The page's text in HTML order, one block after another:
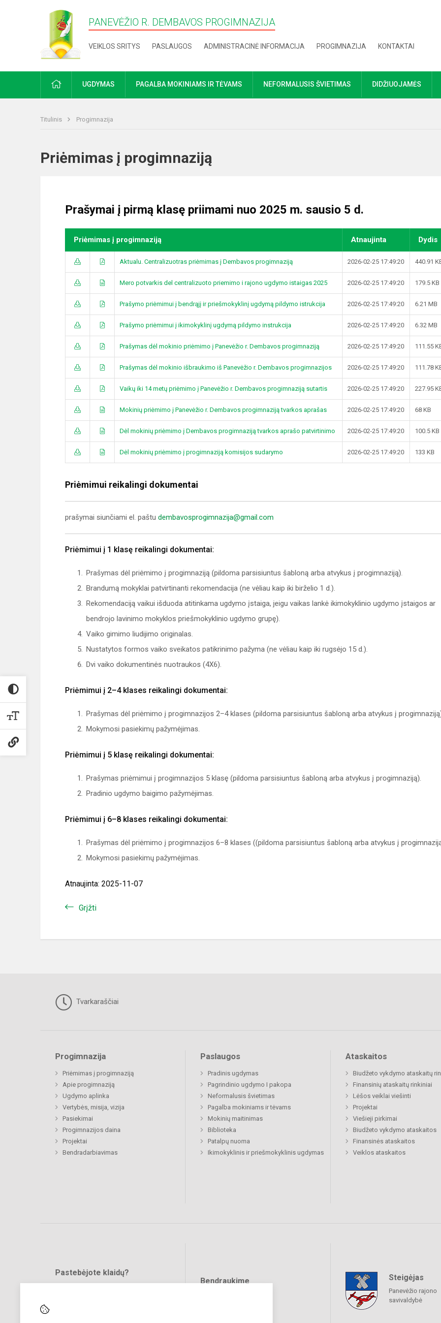
PANEVĖŽIO R. DEMBAVOS PROGIMNAZIJA
VEIKLOS SRITYS PASLAUGOS ADMINISTRACINĖ INFORMACIJA PROGIMNAZIJA KONTAKTAI
PRADŽIAUGDYMAS PAGALBA MOKINIAMS IR TĖVAMS NEFORMALUSIS ŠVIETIMAS DIDŽIUOJAMĖS
Titulinis Progimnazija
Priėmimas į progimnaziją
Prašymai į pirmą klasę priimami nuo 2025 m. sausio 5 d.
Priėmimas į progimnaziją Atnaujinta Dydis
Aktualu. Centralizuotras priėmimas į Dembavos progimnaziją 2026-02-25 17:49:20 440.91
Mero potvarkis del centralizuoto priemimo i rajono ugdymo istaigas 2025 2026-02-25 17:49:20 179.5 KB
Prašymo priėmimui į bendrąjį ir priešmokyklinį ugdymą pildymo istrukcija 2026-02-25 17:49:20 6.21 MB
Prašymo priėmimui į ikimokyklinį ugdymą pildymo instrukcija 2026-02-25 17:49:20 6.32 MB
Prašymas dėl mokinio priėmimo į Panevėžio r. Dembavos progimnaziją 2026-02-25 17:49:20 111.55
Prašymas dėl mokinio išbraukimo iš Panevėžio r. Dembavos progimnazijos 2026-02-25 17:49:20 111.78
Vaikų iki 14 metų priėmimo į Panevėžio r. Dembavos progimnaziją sutartis 2026-02-25 17:49:20 227.95
Mokinių priėmimo į Panevėžio r. Dembavos progimnaziją tvarkos aprašas 2026-02-25 17:49:20 68 KB
Dėl mokinių priėmimo į Dembavos progimnaziją tvarkos aprašo patvirtinimo 2026-02-25 17:49:20 100.5 KB
Dėl mokinių priėmimo į progimnaziją komisijos sudarymo 2026-02-25 17:49:20 133 KB
Priėmimui reikalingi dokumentai
prašymai siunčiami el. paštu dembavosprogimnazija@gmail.com
Priėmimui į 1 klasę reikalingi dokumentai:
Prašymas dėl priėmimo į progimnaziją (pildoma parsisiuntus šabloną arba atvykus į progimnaziją).
Brandumą mokyklai patvirtinanti rekomendacija (ne vėliau kaip iki birželio 1 d.).
Rekomendaciją vaikui išduoda atitinkama ugdymo įstaiga, jeigu vaikas lankė ikimokyklinio ugdymo įstaigos ar
bendrojo lavinimo mokyklos priešmokyklinio ugdymo grupę).
Vaiko gimimo liudijimo originalas.
Nustatytos formos vaiko sveikatos patikrinimo pažyma (ne vėliau kaip iki rugsėjo 15 d.).
Dvi vaiko dokumentinės nuotraukos (4X6).
Priėmimui į 2–4 klases reikalingi dokumentai:
Prašymas dėl priėmimo į progimnazijos 2–4 klases (pildoma parsisiuntus šabloną arba atvykus į
Mokymosi pasiekimų pažymėjimas.
Priėmimui į 5 klasę reikalingi dokumentai:
Prašymas priėmimui į progimnazijos 5 klasę (pildoma parsisiuntus šabloną arba atvykus į progimnaziją).
Pradinio ugdymo baigimo pažymėjimas.
Priėmimui į 6–8 klases reikalingi dokumentai:
Prašymas dėl priėmimo į progimnazijos 6–8 klases ((pildoma parsisiuntus šabloną arba atvykus į
Mokymosi pasiekimų pažymėjimas.
Atnaujinta: 2025-11-07
Grįžti
Tvarkaraščiai
Progimnazija
Priėmimas į progimnaziją
Apie progimnaziją
Ugdymo aplinka
Vertybės, misija, vizija
Pasiekimai
Progimnazijos daina
Projektai
Bendradarbiavimas
Paslaugos
Pradinis ugdymas
Pagrindinio ugdymo I pakopa
Neformalusis švietimas
Pagalba mokiniams ir tėvams
Mokinių maitinimas
Biblioteka
Patalpų nuoma
Ikimokyklinis ir priešmokyklinis ugdymas
Ataskaitos
Biudžeto vykdymo ataskaitų
Finansinių ataskaitų rinkiniai
Lėšos veiklai viešinti
Projektai
Viešieji pirkimai
Biudžeto vykdymo ataskaitos
Finansinės ataskaitos
Veiklos ataskaitos
Pastebėjote klaidų?
Bendraukime Steigėjas
Panevėžio rajono
savivaldybė